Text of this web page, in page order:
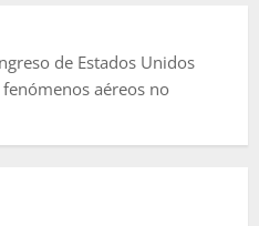
de Estados Unidos
aéreos no